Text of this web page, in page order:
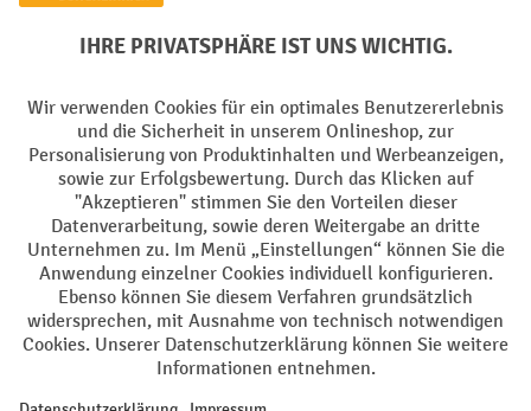
Facebook
YouTube
LinkedIn
Instagram
AGB Impressum Datenschutz
Barrierefreiheit Privacy Settings
Alle Preise exkl. gesetzl. Mehrwertsteuer zzgl.Versandkosten und ggf.
Nachnahmegebühren, wenn nicht anders angegeben.